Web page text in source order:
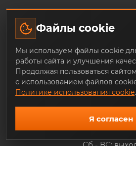
ЗАКАЗАТЬ ОБРАТНЫЙ ЗВОНОК
+7 (343) 253-
mail@trade-
г. Екатеринбург, ул.
119
Сб - ВС:
Файлы cookie
Мы используем файлы cookie
работы сайта и улучшения
Продолжая пользоваться
с использованием файлов
Политике использования cookie.
Я согласен